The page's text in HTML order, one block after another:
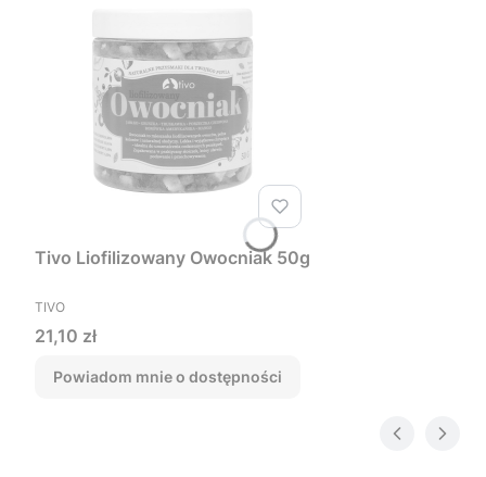
Tivo Liofilizowany Owocniak 50g
PRODUCENT
TIVO
Cena
21,10 zł
Powiadom mnie o dostępności